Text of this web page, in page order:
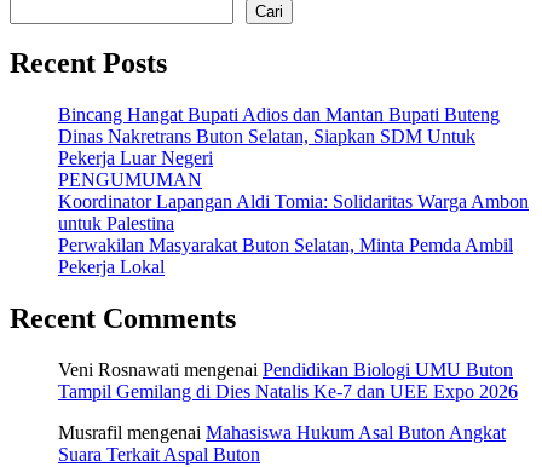
Cari
Recent Posts
Bincang Hangat Bupati Adios dan Mantan Bupati Buteng
Dinas Nakretrans Buton Selatan, Siapkan SDM Untuk
Pekerja Luar Negeri
PENGUMUMAN
Koordinator Lapangan Aldi Tomia: Solidaritas Warga Ambon
untuk Palestina
Perwakilan Masyarakat Buton Selatan, Minta Pemda Ambil
Pekerja Lokal
Recent Comments
Veni Rosnawati mengenai Pendidikan Biologi UMU Buton
Tampil Gemilang di Dies Natalis Ke-7 dan UEE Expo 2026
Musrafil mengenai Mahasiswa Hukum Asal Buton Angkat
Suara Terkait Aspal Buton